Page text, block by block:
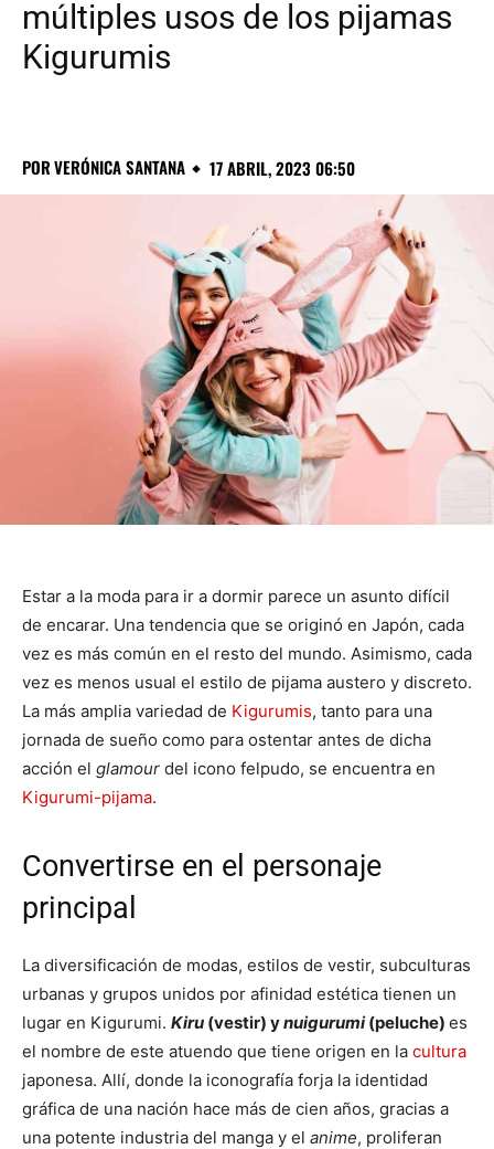
múltiples usos de los pijamas
Kigurumis
PORVERÓNICA SANTANA 17 ABRIL, 2023 06:50
Estar a la moda para ir a dormir parece un asunto difícil
de encarar. Una tendencia que se originó en Japón, cada
vez es más común en el resto del mundo. Asimismo, cada
vez es menos usual el estilo de pijama austero y discreto.
La más amplia variedad de Kigurumis, tanto para una
jornada de sueño como para ostentar antes de dicha
acción el glamour del icono felpudo, se encuentra en
Kigurumi-pijama.
Convertirse en el personaje
principal
La diversificación de modas, estilos de vestir, subculturas
urbanas y grupos unidos por afinidad estética tienen un
lugar en Kigurumi. Kiru (vestir) ynuigurumi(peluche) es
el nombre de este atuendo que tiene origen en la cultura
japonesa. Allí, donde la iconografía forja la identidad
gráfica de una nación hace más de cien años, gracias a
una potente industria del manga y el anime, proliferan